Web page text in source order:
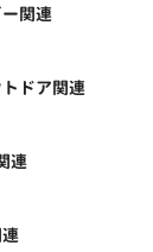
関連
ドア関連
連